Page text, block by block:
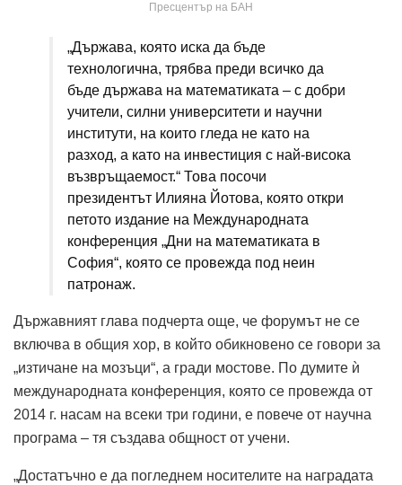
Пресцентър на БАН
„Държава, която иска да бъде
технологична, трябва преди всичко да
бъде държава на математиката – с добри
учители, силни университети и научни
институти, на които гледа не като на
разход, а като на инвестиция с най-висока
възвръщаемост.“ Това посочи
президентът Илияна Йотова, която откри
петото издание на Международната
конференция „Дни на математиката в
София“, която се провежда под неин
патронаж.
Държавният глава подчерта още, че форумът не се
включва в общия хор, в който обикновено се говори за
„изтичане на мозъци“, а гради мостове. По думите ѝ
международната конференция, която се провежда от
2014 г. насам на всеки три години, е повече от научна
програма – тя създава общност от учени.
„Достатъчно е да погледнем носителите на наградата